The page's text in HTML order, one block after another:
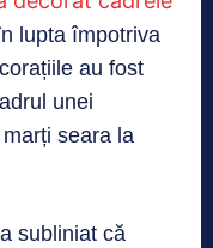
lupta împotriva
au fost
unei
seara la
subliniat că